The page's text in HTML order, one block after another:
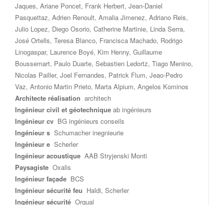
Jaques, Ariane Poncet, Frank Herbert, Jean-Daniel
Pasquettaz, Adrien Renoult, Amalia Jimenez, Adriano Reis,
Julio Lopez, Diego Osorio, Catherine Martinie, Linda Serra,
José Ortells, Teresa Blanco, Francisca Machado, Rodrigo
Linogaspar, Laurence Boyé, Kim Henny, Guillaume
Boussemart, Paulo Duarte, Sebastien Ledortz, Tiago Menino,
Nicolas Pailler, Joel Fernandes, Patrick Flum, Jeao-Pedro
Vaz, Antonio Martin Prieto, Marta Alpium, Angelos Kominos
Architecte réalisation architech
Ingénieur civil et géotechnique ab ingénieurs
Ingénieur cv BG ingénieurs conseils
Ingénieur s Schumacher inegnieurie
Ingénieur e Scherler
Ingénieur acoustique AAB Stryjenski Monti
Paysagiste Oxalis
Ingénieur façade BCS
Ingénieur sécurité feu Haldi, Scherler
Ingénieur sécurité Orqual